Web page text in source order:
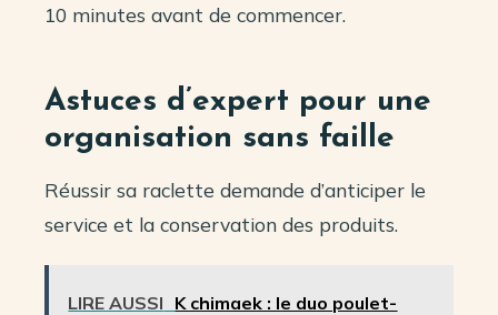
10 minutes avant de commencer.
Astuces d’expert pour une
organisation sans faille
Réussir sa raclette demande d’anticiper le
service et la conservation des produits.
LIRE AUSSI K chimaek : le duo poulet-